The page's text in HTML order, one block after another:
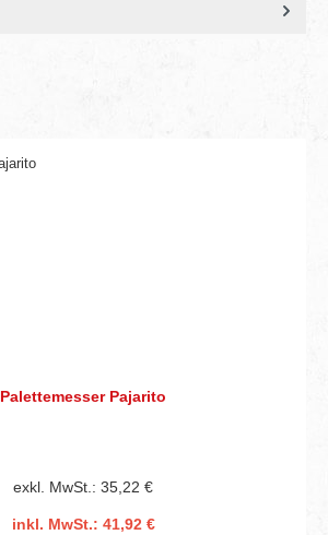
Palettemesser Pajarito
exkl. MwSt.: 35,22 €
inkl. MwSt.: 41,92 €